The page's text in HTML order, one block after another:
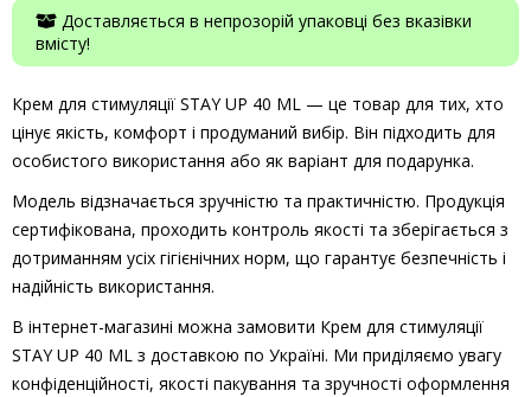
Доставляється в непрозорій упаковці без вказівки
вмісту!
Крем для стимуляції STAY UP 40 ML — це товар для тих, хто
цінує якість, комфорт і продуманий вибір. Він підходить для
особистого використання або як варіант для подарунка.
Модель відзначається зручністю та практичністю. Продукція
сертифікована, проходить контроль якості та зберігається з
дотриманням усіх гігієнічних норм, що гарантує безпечність і
надійність використання.
В інтернет-магазині можна замовити Крем для стимуляції
STAY UP 40 ML з доставкою по Україні. Ми приділяємо увагу
конфіденційності, якості пакування та зручності оформлення